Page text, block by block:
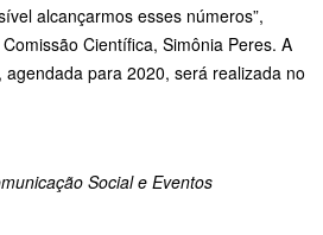
alcançarmos esses números”,
Científica, Simônia Peres. A
para 2020, será realizada no
Social e Eventos